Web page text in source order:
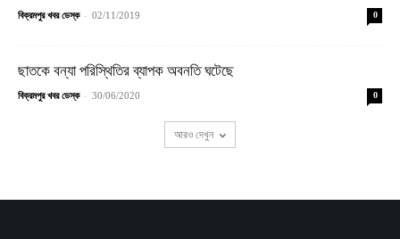
বিক্রমপুর খবর ডেস্ক - 02/11/2019 0
ছাতকে বন্যা পরিস্থিতির ব্যাপক অবনতি ঘটেছে
বিক্রমপুর খবর ডেস্ক - 30/06/2020 0
আরও দেখুন